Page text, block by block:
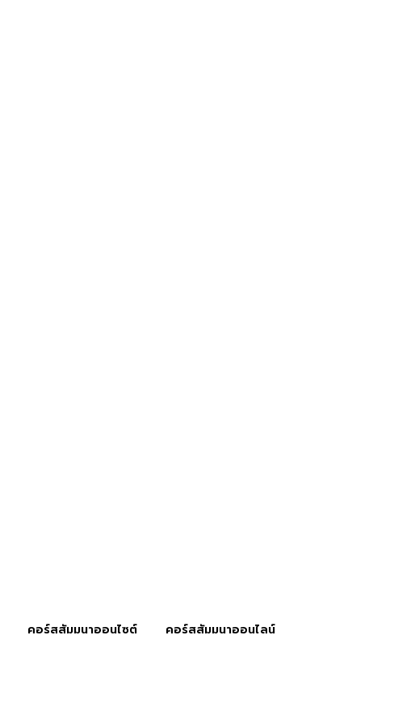
คอร์สสัมมนาออนไซต์ คอร์สสัมมนาออนไลน์